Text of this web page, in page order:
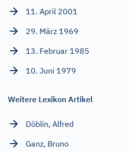
11. April 2001
29. März 1969
13. Februar 1985
10. Juni 1979
Weitere Lexikon Artikel
Döblin, Alfred
Ganz, Bruno